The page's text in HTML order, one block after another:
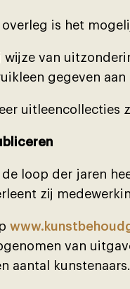
overleg is het
wĳze van
gegeven
uitleencollecties
de loop der jaren
zĳ
van
aantal kunstenaars.